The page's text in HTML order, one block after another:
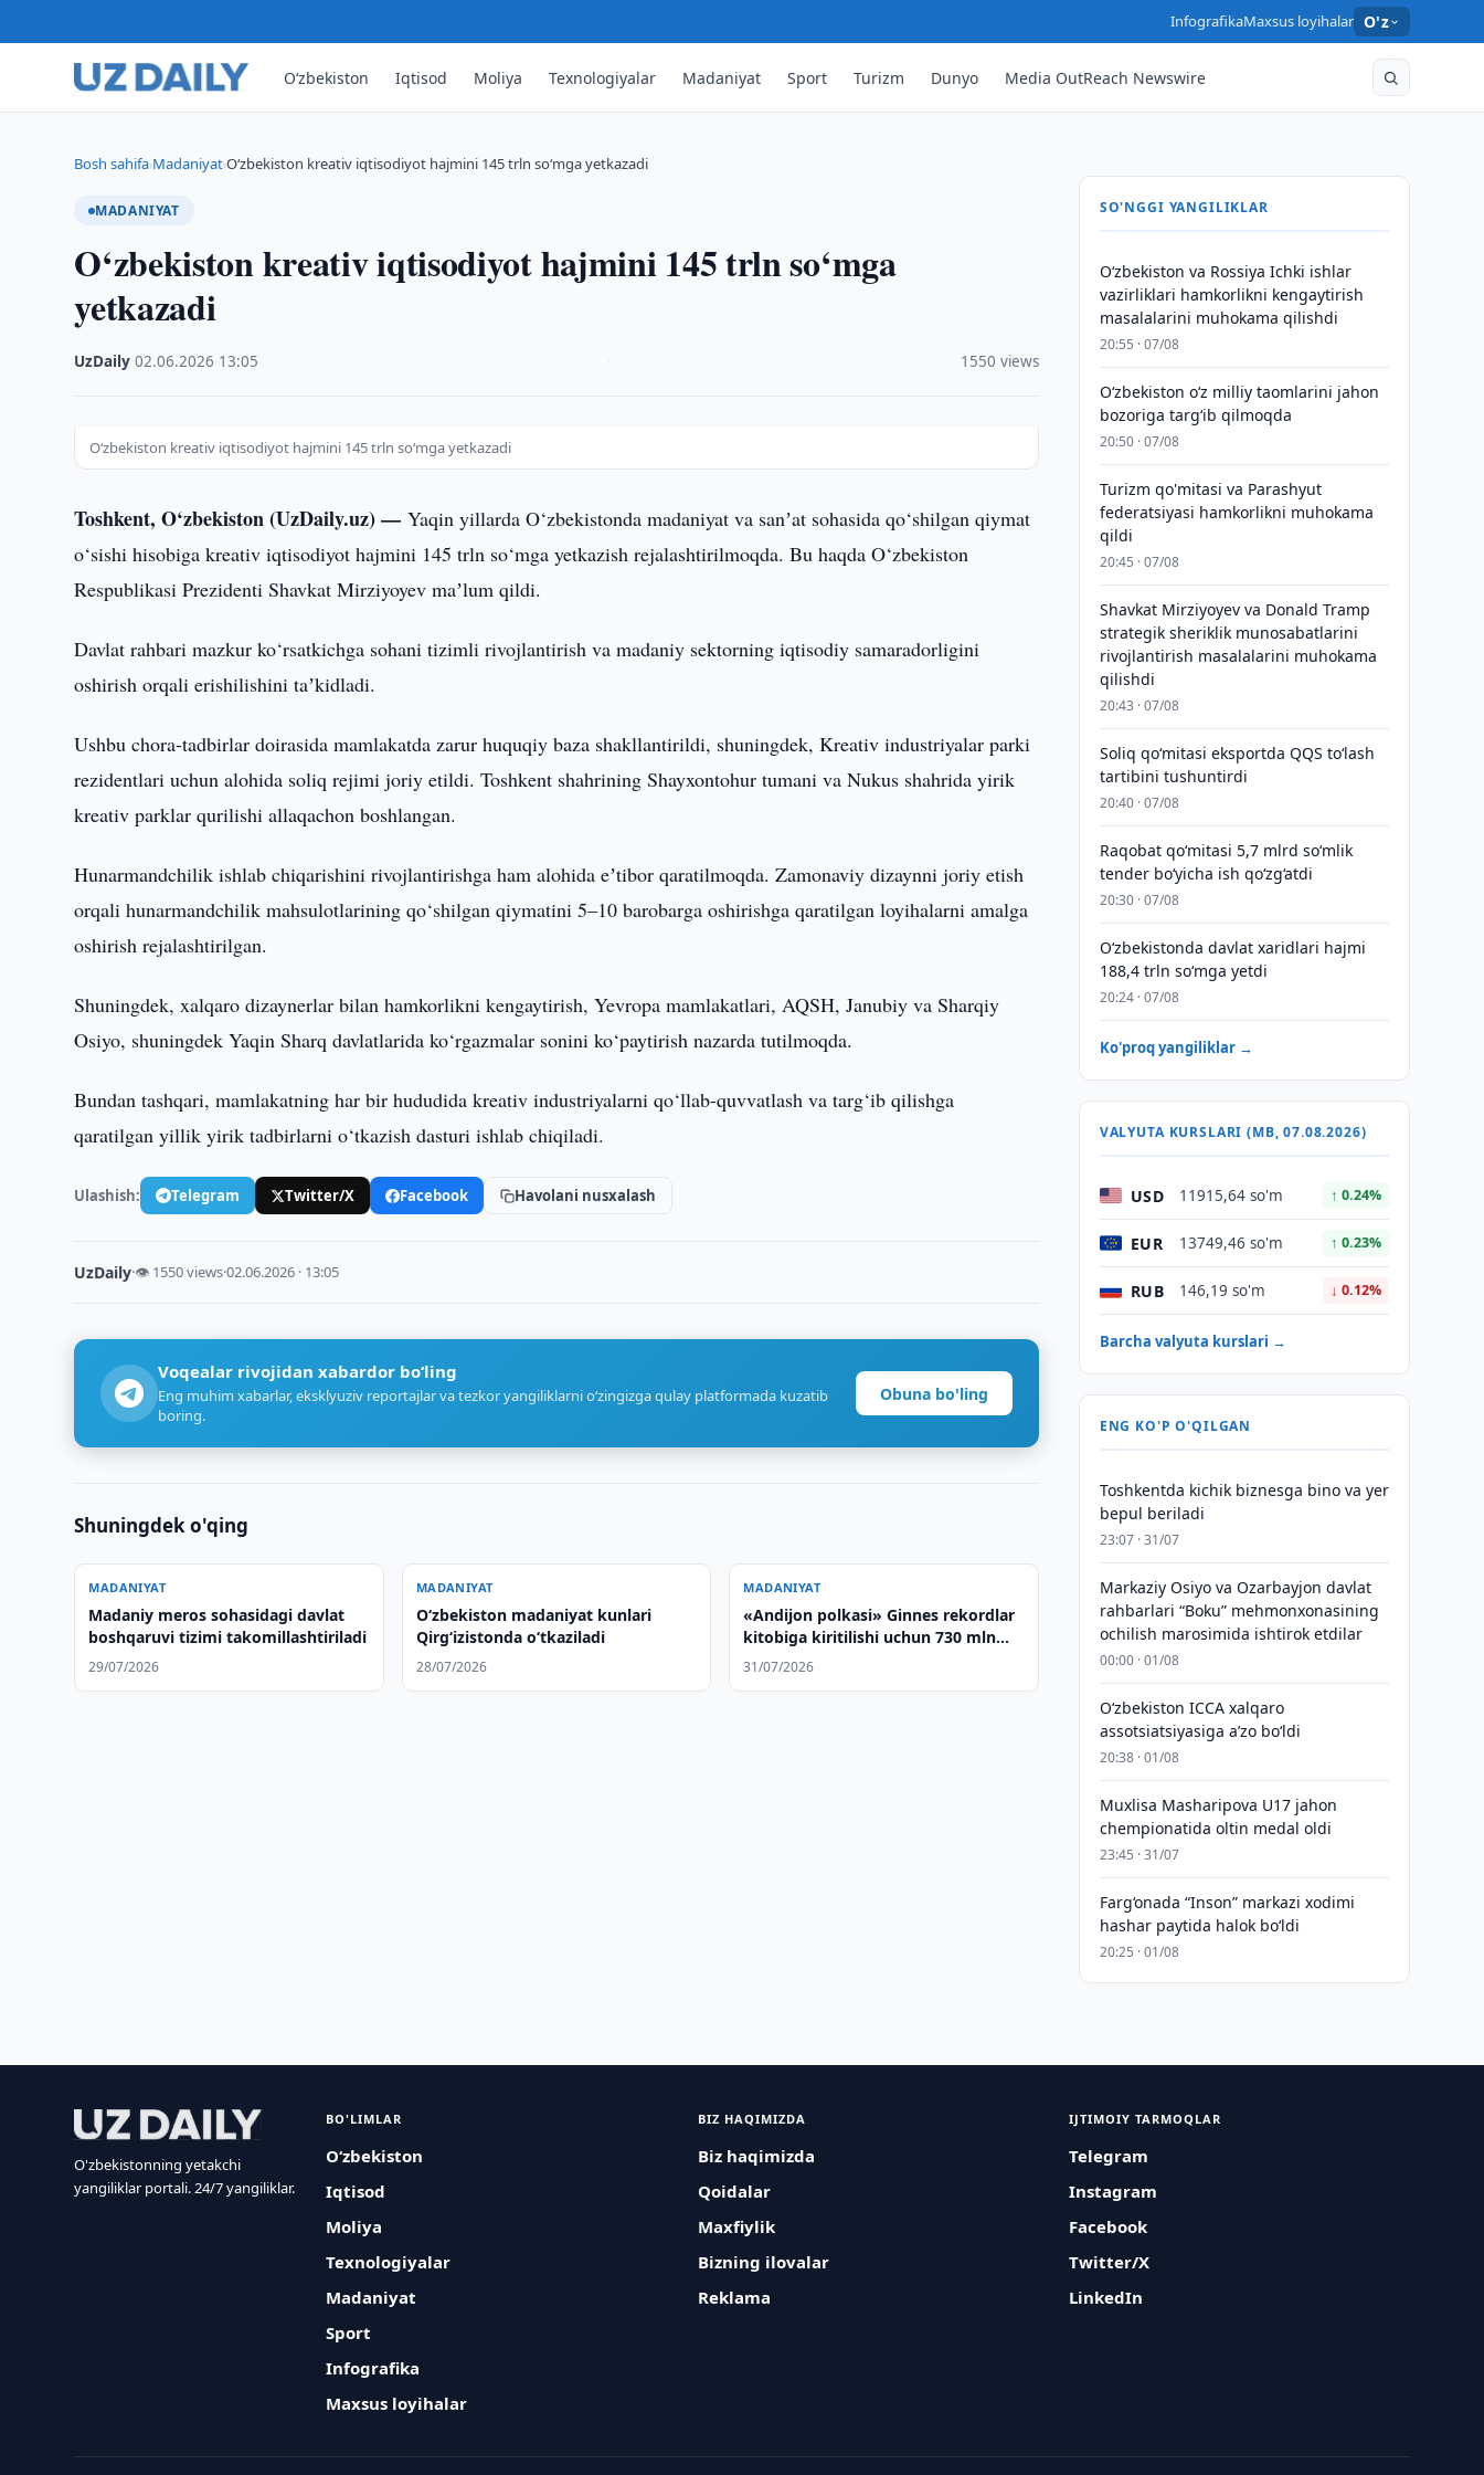
InfografikaMaxsus loyihalar O'z
O‘zbekiston Iqtisod Moliya Texnologiyalar Madaniyat Sport Turizm Dunyo Media OutReach Newswire
Bosh sahifa›Madaniyat›O‘zbekiston kreativ iqtisodiyot hajmini 145 trln so‘mga yetkazadi
MADANIYAT
O‘zbekiston kreativ iqtisodiyot hajmini 145 trln so‘mga
yetkazadi
UzDaily ·02.06.2026 13:05 1550 views
O‘zbekiston kreativ iqtisodiyot hajmini 145 trln so‘mga yetkazadi
Toshkent, O‘zbekiston (UzDaily.uz) —Yaqin yillarda O‘zbekistonda madaniyat va sanʼat sohasida qo‘shilgan qiymat
o‘sishi hisobiga kreativ iqtisodiyot hajmini 145 trln so‘mga yetkazish rejalashtirilmoqda. Bu haqda O‘zbekiston
Respublikasi Prezidenti Shavkat Mirziyoyev maʼlum qildi.
Davlat rahbari mazkur ko‘rsatkichga sohani tizimli rivojlantirish va madaniy sektorning iqtisodiy samaradorligini
oshirish orqali erishilishini taʼkidladi.
Ushbu chora-tadbirlar doirasida mamlakatda zarur huquqiy baza shakllantirildi, shuningdek, Kreativ industriyalar parki
rezidentlari uchun alohida soliq rejimi joriy etildi. Toshkent shahrining Shayxontohur tumani va Nukus shahrida yirik
kreativ parklar qurilishi allaqachon boshlangan.
Hunarmandchilik ishlab chiqarishini rivojlantirishga ham alohida eʼtibor qaratilmoqda. Zamonaviy dizaynni joriy etish
orqali hunarmandchilik mahsulotlarining qo‘shilgan qiymatini 5–10 barobarga oshirishga qaratilgan loyihalarni amalga
oshirish rejalashtirilgan.
Shuningdek, xalqaro dizaynerlar bilan hamkorlikni kengaytirish, Yevropa mamlakatlari, AQSH, Janubiy va Sharqiy
Osiyo, shuningdek Yaqin Sharq davlatlarida ko‘rgazmalar sonini ko‘paytirish nazarda tutilmoqda.
Bundan tashqari, mamlakatning har bir hududida kreativ industriyalarni qo‘llab-quvvatlash va targ‘ib qilishga
qaratilgan yillik yirik tadbirlarni o‘tkazish dasturi ishlab chiqiladi.
Ulashish: Telegram Twitter/X Facebook Havolani nusxalash
UzDaily·👁 1550 views·02.06.2026 · 13:05
Voqealar rivojidan xabardor bo‘ling
Eng muhim xabarlar, eksklyuziv reportajlar va tezkor yangiliklarni o‘zingizga qulay platformada kuzatib
boring.
Obuna bo'ling
Shuningdek o'qing
MADANIYAT
Madaniy meros sohasidagi davlat
boshqaruvi tizimi takomillashtiriladi
29/07/2026
MADANIYAT
O‘zbekiston madaniyat kunlari
Qirg‘izistonda o‘tkaziladi
28/07/2026
MADANIYAT
«Andijon polkasi» Ginnes rekordlar
kitobiga kiritilishi uchun 730 mln
so‘m ajratildi
31/07/2026
SO'NGGI YANGILIKLAR
Oʻzbekiston va Rossiya Ichki ishlar
vazirliklari hamkorlikni kengaytirish
masalalarini muhokama qilishdi
20:55 · 07/08
Oʻzbekiston oʻz milliy taomlarini jahon
bozoriga targʻib qilmoqda
20:50 · 07/08
Turizm qo'mitasi va Parashyut
federatsiyasi hamkorlikni muhokama
qildi
20:45 · 07/08
Shavkat Mirziyoyev va Donald Tramp
strategik sheriklik munosabatlarini
rivojlantirish masalalarini muhokama
qilishdi
20:43 · 07/08
Soliq qo‘mitasi eksportda QQS to‘lash
tartibini tushuntirdi
20:40 · 07/08
Raqobat qo‘mitasi 5,7 mlrd so‘mlik
tender bo‘yicha ish qo‘zg‘atdi
20:30 · 07/08
O‘zbekistonda davlat xaridlari hajmi
188,4 trln so‘mga yetdi
20:24 · 07/08
Ko'proq yangiliklar →
VALYUTA KURSLARI (MB, 07.08.2026)
USD 11915,64 so'm ↑ 0.24%
EUR 13749,46 so'm ↑ 0.23%
RUB 146,19 so'm ↓ 0.12%
Barcha valyuta kurslari →
ENG KO'P O'QILGAN
Toshkentda kichik biznesga bino va yer
bepul beriladi
23:07 · 31/07
Markaziy Osiyo va Ozarbayjon davlat
rahbarlari “Boku” mehmonxonasining
ochilish marosimida ishtirok etdilar
00:00 · 01/08
O‘zbekiston ICCA xalqaro
assotsiatsiyasiga aʼzo bo‘ldi
20:38 · 01/08
Muxlisa Masharipova U17 jahon
chempionatida oltin medal oldi
23:45 · 31/07
Farg‘onada “Inson” markazi xodimi
hashar paytida halok bo‘ldi
20:25 · 01/08
O'zbekistonning yetakchi
yangiliklar portali. 24/7 yangiliklar.
BO'LIMLAR
O‘zbekiston
Iqtisod
Moliya
Texnologiyalar
Madaniyat
Sport
Infografika
Maxsus loyihalar
BIZ HAQIMIZDA
Biz haqimizda
Qoidalar
Maxfiylik
Bizning ilovalar
Reklama
IJTIMOIY TARMOQLAR
Telegram
Instagram
Facebook
Twitter/X
LinkedIn